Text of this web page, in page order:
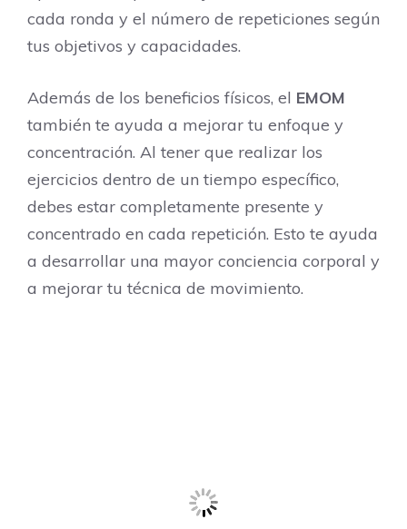
cada ronda y el número de repeticiones según
tus objetivos y capacidades.
Además de los beneficios físicos, el EMOM
también te ayuda a mejorar tu enfoque y
concentración. Al tener que realizar los
ejercicios dentro de un tiempo específico,
debes estar completamente presente y
concentrado en cada repetición. Esto te ayuda
a desarrollar una mayor conciencia corporal y
a mejorar tu técnica de movimiento.